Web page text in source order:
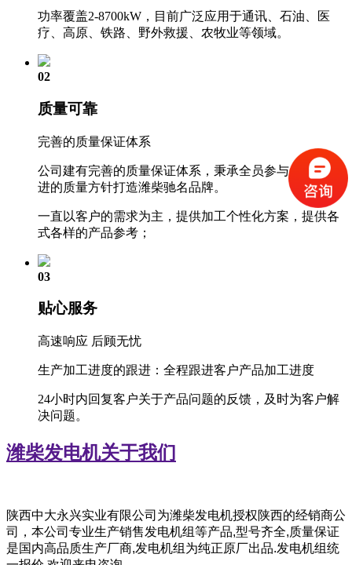
功率覆盖2-8700kW，目前广泛应用于通讯、石油、医
疗、高原、铁路、野外救援、农牧业等领域。
02
质量可靠
完善的质量保证体系
公司建有完善的质量保证体系，秉承全员参与、持续改
进的质量方针打造潍柴驰名品牌。
一直以客户的需求为主，提供加工个性化方案，提供各
式各样的产品参考；
03
贴心服务
高速响应 后顾无忧
生产加工进度的跟进：全程跟进客户产品加工进度
24小时内回复客户关于产品问题的反馈，及时为客户解
决问题。
潍柴发电机关于我们
陕西中大永兴实业有限公司为潍柴发电机授权陕西的经销商公
司， 本公司专业生产销售发电机组等产品,型号齐全,质量保证
是国内高品质生产厂商,发电机组为纯正原厂出品.发电机组统